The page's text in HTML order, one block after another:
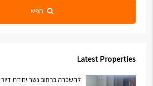
חפש
Latest Properties
להשכרה ברחוב נשר יחידת דיור 2 חדרים